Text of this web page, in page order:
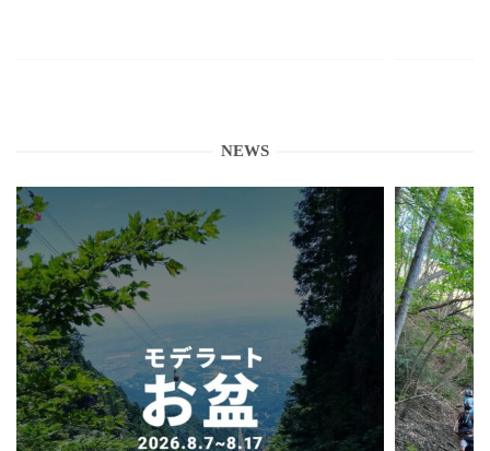
NEWS